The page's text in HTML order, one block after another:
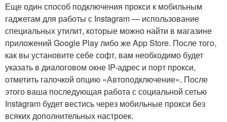
Еще один способ подключения прокси к мобильным
гаджетам для работы с Instagram — использование
специальных утилит, которые можно найти в магазине
приложений Google Play либо же App Store. После того,
как вы установите себе софт, вам необходимо будет
указать в диалоговом окне IP-адрес и порт прокси,
отметить галочкой опцию «Автоподключение». После
этого ваша последующая работа с социальной сетью
Instagram будет вестись через мобильные прокси без
всяких дополнительных настроек.